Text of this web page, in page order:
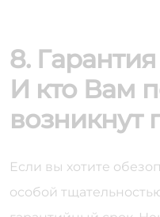
8.
И кто Вам
возникнут
Если вы хотите
особой